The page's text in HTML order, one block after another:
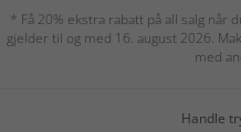
* Få 20% ekstra rabatt på all salg når
gjelder til og med 16. august 2026.
med
Handle